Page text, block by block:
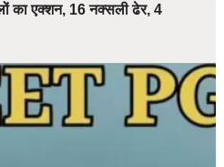
का एक्शन, 16 नक्सली ढेर, 4